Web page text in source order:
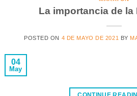
La importancia de la
POSTED ON 4 DE MAYO DE 2021 BY
04
May